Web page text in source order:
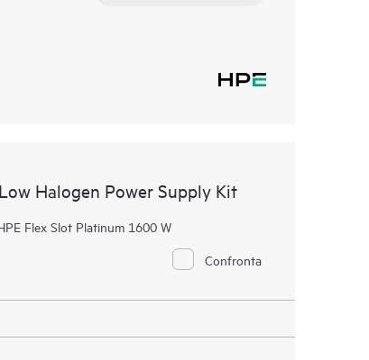
Halogen Power Supply Kit
Flex Slot Platinum 1600 W
Confronta